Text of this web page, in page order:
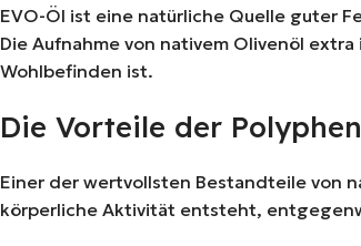
EVO-Öl ist eine natürliche Quelle guter
Die Aufnahme von nativem Olivenöl
Wohlbefinden ist.
Die Vorteile der
Einer der wertvollsten Bestandteile von
körperliche Aktivität entsteht,